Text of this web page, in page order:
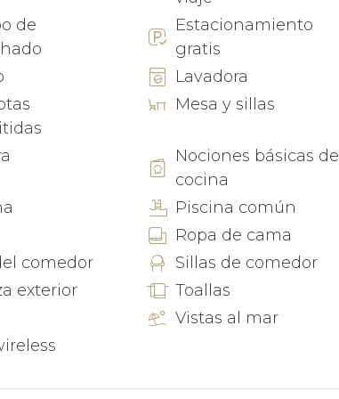
allá de sus paredes. Piérdete en sus
vida local vibrante. Siente la arena besada
invitándote a sumergirte en una nueva
pueblo rebosante de cultura.
es un tapiz de momentos y recuerdos
vida junto al mar. Experimenta la magia por ti
telón de fondo de unas vacaciones que tocarán
de
Estacionamiento
gratis
Lavadora
Mesa y sillas
Nociones básicas de
cocina
Piscina común
Ropa de cama
comedor
Sillas de comedor
exterior
Toallas
Vistas al mar